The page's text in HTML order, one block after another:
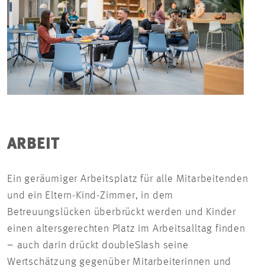
ARBEIT
Ein geräumiger Arbeitsplatz für alle Mitarbeitenden
und ein Eltern-Kind-Zimmer, in dem
Betreuungslücken überbrückt werden und Kinder
einen altersgerechten Platz im Arbeitsalltag finden
– auch darin drückt doubleSlash seine
Wertschätzung gegenüber Mitarbeiterinnen und